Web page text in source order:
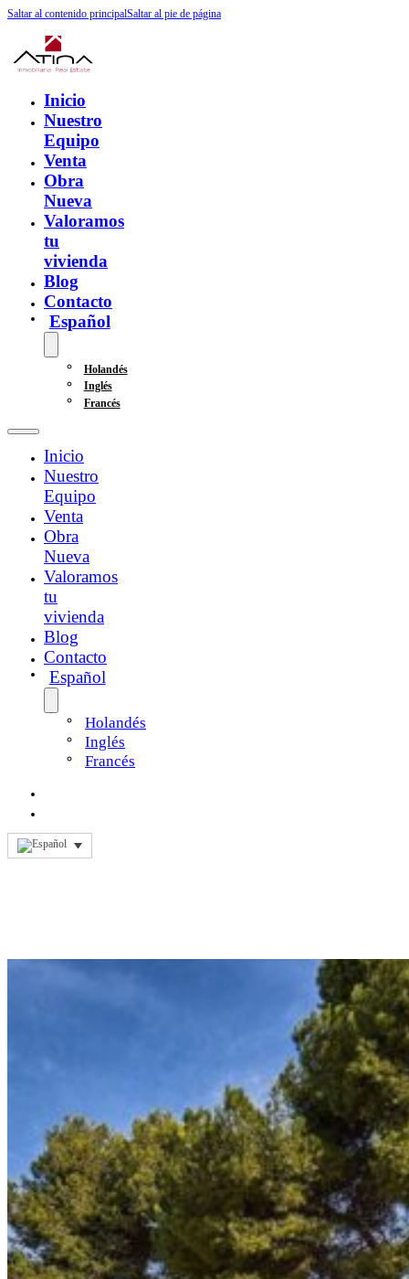
Saltar al contenido principalSaltar al pie de página
Inicio
Nuestro
Equipo
Venta
Obra
Nueva
Valoramos
tu
vivienda
Blog
Contacto
Español
Holandés
Inglés
Francés
Inicio
Nuestro
Equipo
Venta
Obra
Nueva
Valoramos
tu
vivienda
Blog
Contacto
Español
Holandés
Inglés
Francés